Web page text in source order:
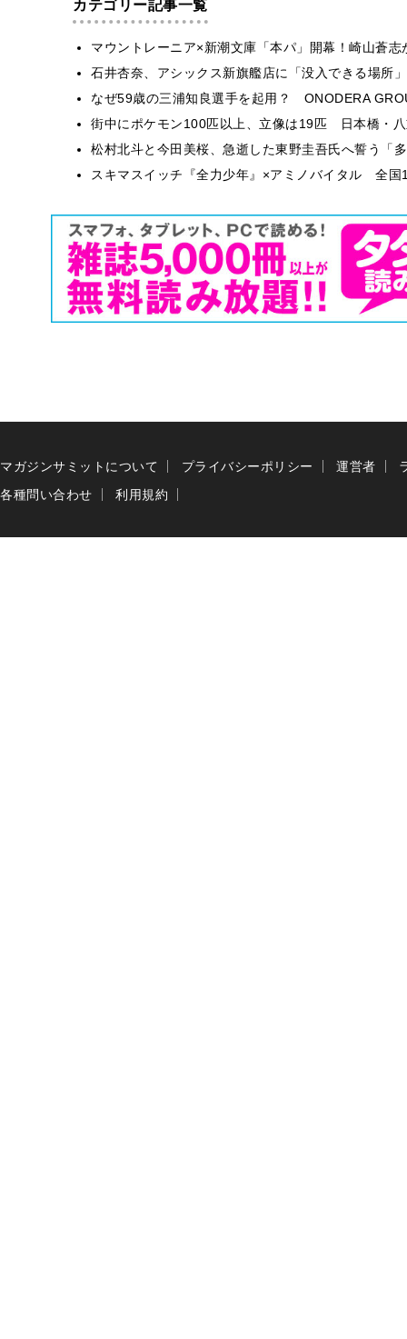
カテゴリー記事一覧
マウントレーニア×新潮文庫「本パ」開幕！崎山蒼
石井杏奈、アシックス新旗艦店に「没入できる場所
なぜ59歳の三浦知良選手を起用？ ONODERA
街中にポケモン100匹以上、立像は19匹 日本橋・
松村北斗と今田美桜、急逝した東野圭吾氏へ誓う「
スキマスイッチ『全力少年』×アミノバイタル 全国
マガジンサミットについて プライバシーポリシー 運営者
各種問い合わせ
利用規約